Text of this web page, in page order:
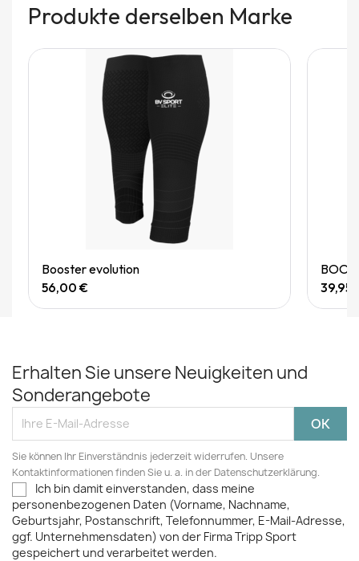
Produkte derselben Marke
Quick View
Booster evolution
56,00 €
39,95
Erhalten Sie unsere Neuigkeiten und
Sonderangebote
Sie können Ihr Einverständnis jederzeit widerrufen. Unsere
Kontaktinformationen finden Sie u. a. in der Datenschutzerklärung.
Ich bin damit einverstanden, dass meine
personenbezogenen Daten (Vorname, Nachname,
Geburtsjahr, Postanschrift, Telefonnummer, E-Mail-Adresse,
ggf. Unternehmensdaten) von der Firma Tripp Sport
gespeichert und verarbeitet werden.